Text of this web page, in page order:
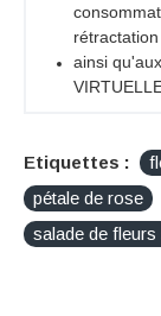
rétractation
ainsi
Etiquettes :
pétale de rose
salade de fleurs